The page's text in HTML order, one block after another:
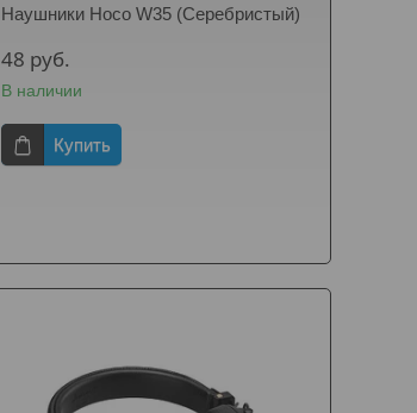
Наушники Hoco W35 (Серебристый)
48 руб.
В наличии
Купить